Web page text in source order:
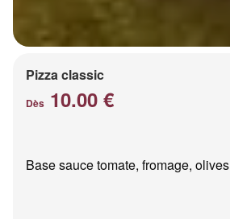
Pizza classic
Dès 10.00 €
Base sauce tomate, fromage, olives